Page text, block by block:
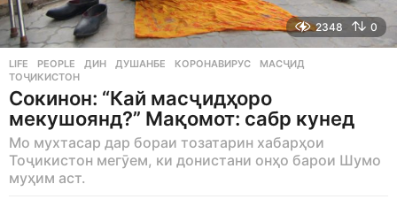
2348 0
LIFE ,PEOPLE ДИН ,ДУШАНБЕ ,КОРОНАВИРУС ,МАСҶИД
ТОҶИКИСТОН
Сокинон: “Кай масҷидҳоро
мекушоянд?” Мақомот: сабр кунед
Мо мухтасар дар бораи тозатарин хабарҳои
Тоҷикистон мегӯем, ки донистани онҳо барои Шумо
муҳим аст.